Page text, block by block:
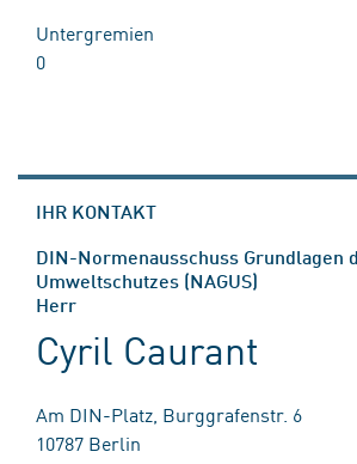
Untergremien
0
IHR KONTAKT
DIN-Normenausschuss Grundlagen
Umweltschutzes (NAGUS)
Herr
Cyril Caurant
Am DIN-Platz, Burggrafenstr. 6
10787 Berlin